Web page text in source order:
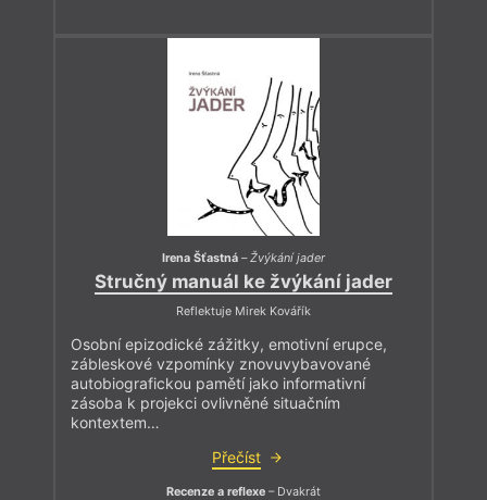
Irena Šťastná –Žvýkání jader
Stručný manuál ke žvýkání jader
Reflektuje Mirek Kovářík
Osobní epizodické zážitky, emotivní erupce,
zábleskové vzpomínky znovuvybavované
autobiografickou pamětí jako informativní
zásoba k projekci ovlivněné situačním
kontextem…
Přečíst
Recenze a reflexe – Dvakrát